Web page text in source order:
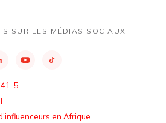
SUR LES MÉDIAS SOCIAUX
5
en Afrique